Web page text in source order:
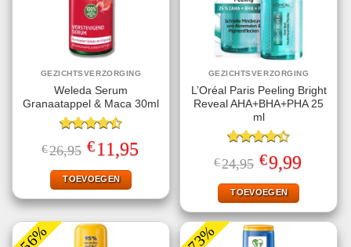
GEZICHTSVERZORGING
Weleda Serum
Granaatappel & Maca 30ml
Gewaardeerd
4.50uit 5
€26,95 Oorspronkelijke
prijs
was:
€26,95.
€11,95prijs
TOEVOEGEN
GEZICHTSVERZORGING
L’Oréal Paris Peeling Bright
Reveal AHA+BHA+PHA 25
ml
Gewaardeerd
4.40uit 5
€24,95 Oorspronkelijke
prijs
was:
€24,95.
€9,99Huidige
prijs
TOEVOEGEN